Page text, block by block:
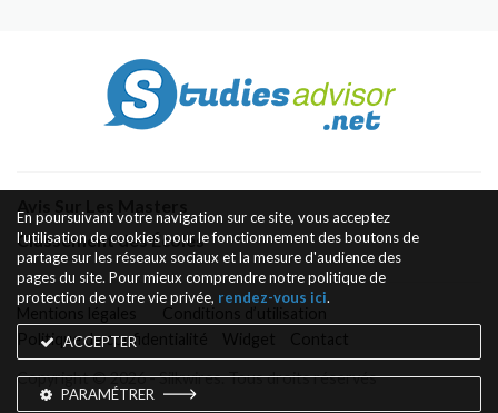
Classement des Écoles
Politique de confidentialité
Copyright © 2026 - Silkwires. Tous droits réservés
En poursuivant votre navigation sur ce site, vous acceptez
l'utilisation de cookies pour le fonctionnement des boutons de
partage sur les réseaux sociaux et la mesure d'audience des
pages du site. Pour mieux comprendre notre politique de
protection de votre vie privée, rendez-vous ici.
ACCEPTER
PARAMÉTRER